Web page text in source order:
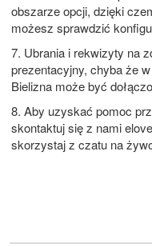
obszarze opcji, dzięki
możesz sprawdzić
7. Ubrania i rekwizyty na
prezentacyjny, chyba że
Bielizna może być
8. Aby uzyskać pomoc
skontaktuj się z nami
skorzystaj z czatu na